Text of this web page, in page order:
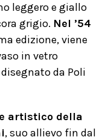
leggero e giallo
grigio. Nel ’54
edizione, viene
in vetro
da Poli
artistico della
, suo allievo fin dal